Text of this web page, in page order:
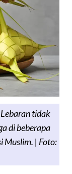
tidak
di beberapa
Muslim. | Foto: